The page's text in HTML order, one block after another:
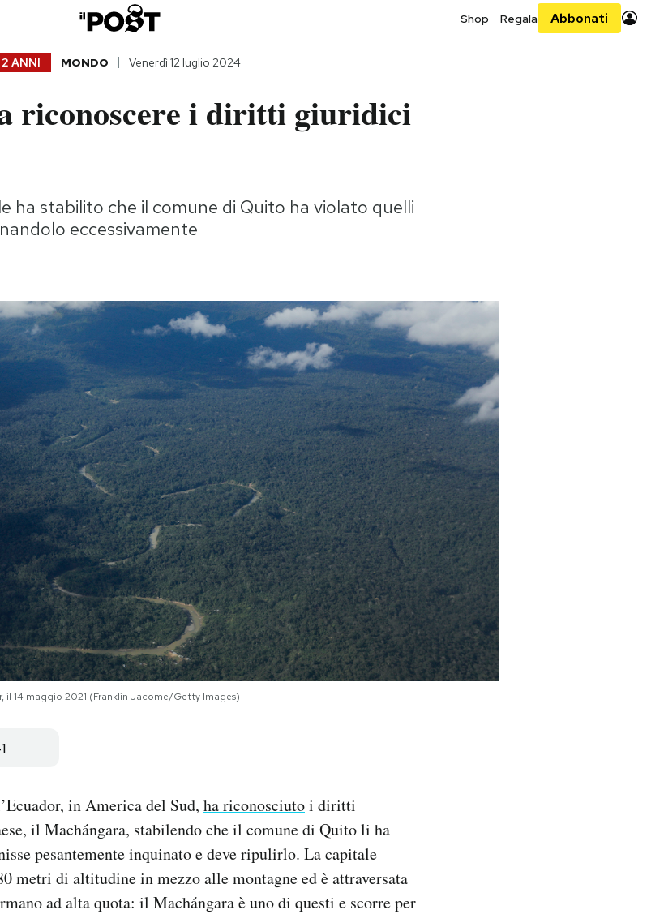
Shop Regala Abbonati
2 ANNI MONDO Venerdì 12 luglio 2024
riconoscere i diritti giuridici
ha stabilito che il comune di Quito ha violato quelli
eccessivamente
14 maggio 2021 (Franklin Jacome/Getty Images)
in America del Sud, ha riconosciutoi diritti
il Machángara, stabilendo che il comune di Quito li ha
pesantemente inquinato e deve ripulirlo. La capitale
metri di altitudine in mezzo alle montagne ed è attraversata
ad alta quota: il Machángara è uno di questi e scorre per